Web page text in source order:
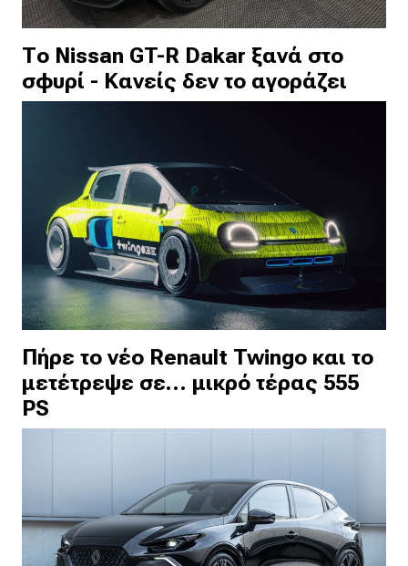
Το Nissan GT-R Dakar ξανά στο
σφυρί - Κανείς δεν το αγοράζει
Πήρε το νέο Renault Twingo και το
μετέτρεψε σε… μικρό τέρας 555
PS